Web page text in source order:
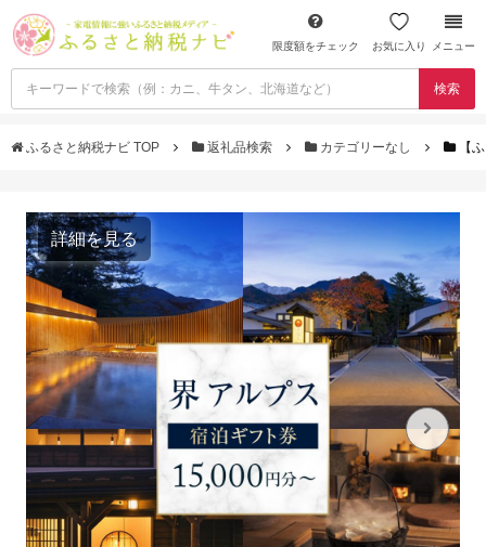
限度額をチェック お気に入り メニュー
検索
ふるさと納税ナビ TOP 返礼品検索 カテゴリーなし 【
詳細を見る